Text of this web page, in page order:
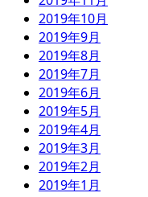
2019年10月
2019年9月
2019年8月
2019年7月
2019年6月
2019年5月
2019年4月
2019年3月
2019年2月
2019年1月